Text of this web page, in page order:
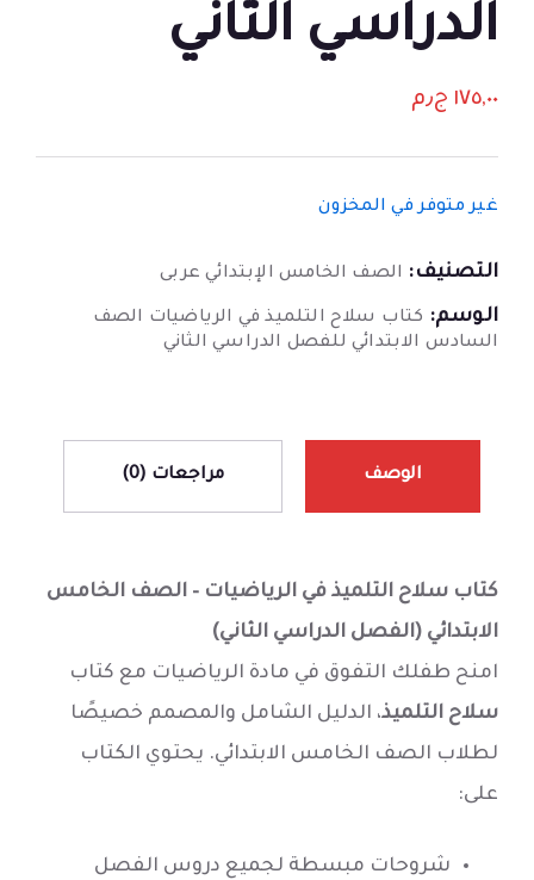
الدراسي الثاني
١٧٥,٠٠ ج٫م
غير متوفر في المخزون
التصنيف: الصف الخامس الإبتدائي عربى
الوسم: كتاب سلاح التلميذ في الرياضيات الصف
السادس الابتدائي للفصل الدراسي الثاني
الوصف مراجعات (0)
كتاب سلاح التلميذ في الرياضيات – الصف الخامس
الابتدائي (الفصل الدراسي الثاني)
امنح طفلك التفوق في مادة الرياضيات مع كتاب
سلاح التلميذ، الدليل الشامل والمصمم خصيصًا
لطلاب الصف الخامس الابتدائي. يحتوي الكتاب
على:
شروحات مبسطة لجميع دروس الفصل